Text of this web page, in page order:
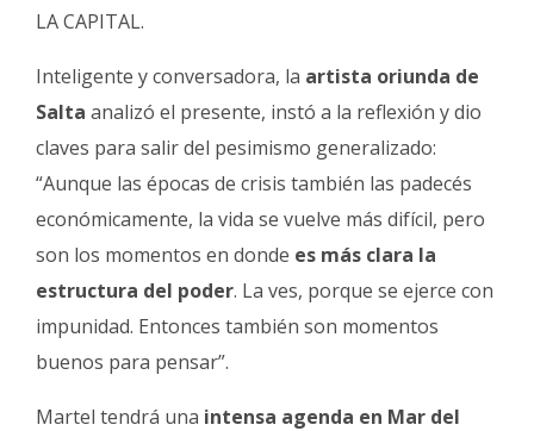
LA CAPITAL.
Inteligente y conversadora, la artista oriunda de
Salta analizó el presente, instó a la reflexión y dio
claves para salir del pesimismo generalizado:
“Aunque las épocas de crisis también las padecés
económicamente, la vida se vuelve más difícil, pero
son los momentos en donde es más clara la
estructura del poder. La ves, porque se ejerce con
impunidad. Entonces también son momentos
buenos para pensar”.
Martel tendrá una intensa agenda en Mar del